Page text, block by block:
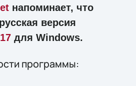
напоминает, что
версия
для Windows.
программы: